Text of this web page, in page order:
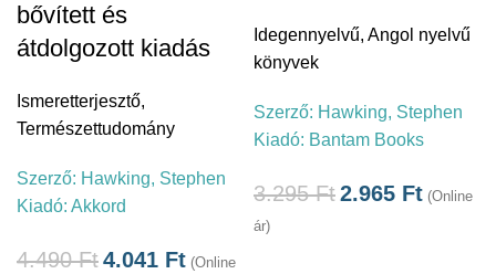
bővített és
átdolgozott kiadás
Ismeretterjesztő,
Természettudomány
Szerző: Hawking, Stephen
Kiadó: Akkord
4.490Ft4.041 Ft (Online
Idegennyelvű, Angol nyelvű
könyvek
Szerző: Hawking, Stephen
Kiadó: Bantam Books
3.295Ft2.965 Ft (Online
ár)